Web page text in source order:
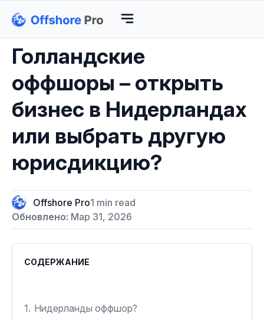
Голландские
оффшоры – открыть
бизнес в Нидерландах
или выбрать другую
юрисдикцию?
Offshore Pro1 min read
Обновлено: Мар 31, 2026
СОДЕРЖАНИЕ
1. Нидерланды оффшор?